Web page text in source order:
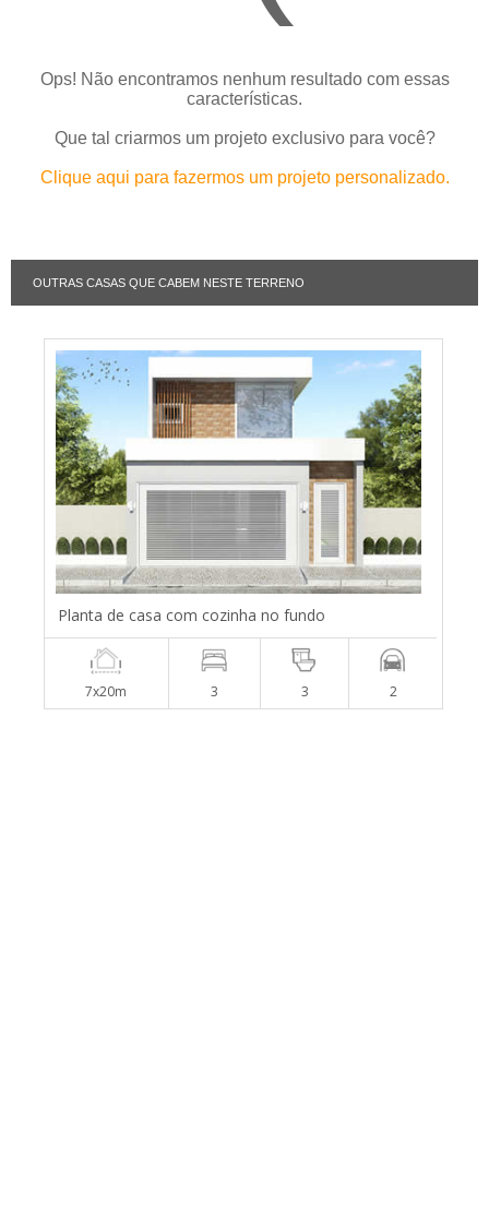
Ops! Não encontramos nenhum resultado com essas
características.
Que tal criarmos um projeto exclusivo para você?
Clique aqui para fazermos um projeto personalizado.
OUTRAS CASAS QUE CABEM NESTE TERRENO
Planta de casa com cozinha no fundo
7x20m 3 3 2